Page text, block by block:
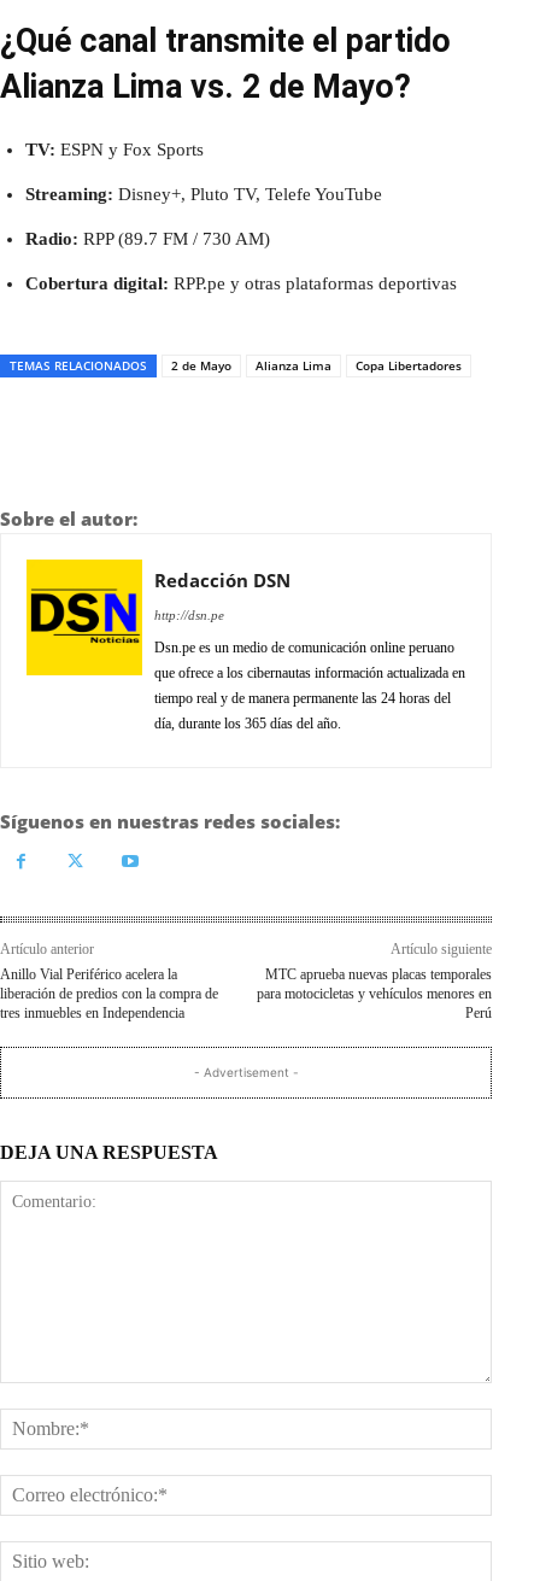
¿Qué canal transmite el partido
Alianza Lima vs. 2 de Mayo?
TV: ESPN y Fox Sports
Streaming: Disney+, Pluto TV, Telefe YouTube
Radio: RPP (89.7 FM / 730 AM)
Cobertura digital: RPP.pe y otras plataformas deportivas
TEMAS RELACIONADOS 2 de Mayo Alianza Lima Copa Libertadores
Sobre el autor:
Redacción DSN
http://dsn.pe
Dsn.pe es un medio de comunicación online peruano
que ofrece a los cibernautas información actualizada en
tiempo real y de manera permanente las 24 horas del
día, durante los 365 días del año.
Síguenos en nuestras redes sociales:
Artículo anterior
Anillo Vial Periférico acelera la
liberación de predios con la compra de
tres inmuebles en Independencia
Artículo siguiente
MTC aprueba nuevas placas temporales
para motocicletas y vehículos menores en
Perú
- Advertisement -
DEJA UNA RESPUESTA